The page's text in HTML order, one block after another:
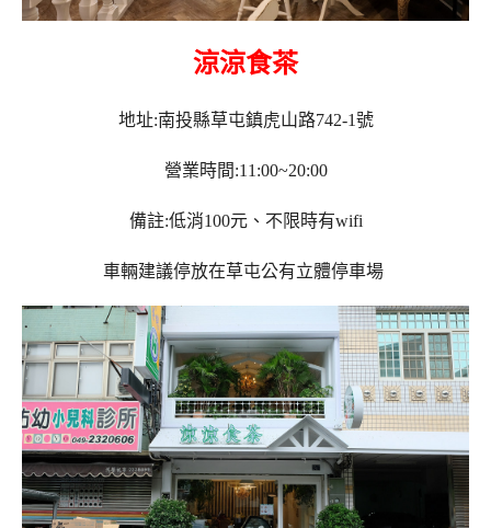
涼涼食茶
地址:南投縣草屯鎮虎山路742-1號
營業時間:11:00~20:00
備註:低消100元、不限時有wifi
車輛建議停放在草屯公有立體停車場